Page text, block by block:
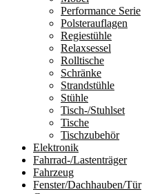
Performance Serie
Polsterauflagen
Regiestühle
Relaxsessel
Rolltische
Schränke
Strandstühle
Stühle
Tisch-/Stuhlset
Tische
Tischzubehör
Elektronik
Fahrrad-/Lastenträger
Fahrzeug
Fenster/Dachhauben/Tür